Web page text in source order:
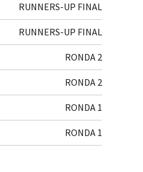
RUNNERS-UP FINAL
RUNNERS-UP FINAL
RONDA 2
RONDA 2
RONDA 1
RONDA 1